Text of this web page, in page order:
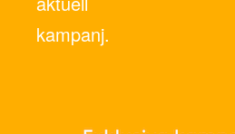
kampanj.